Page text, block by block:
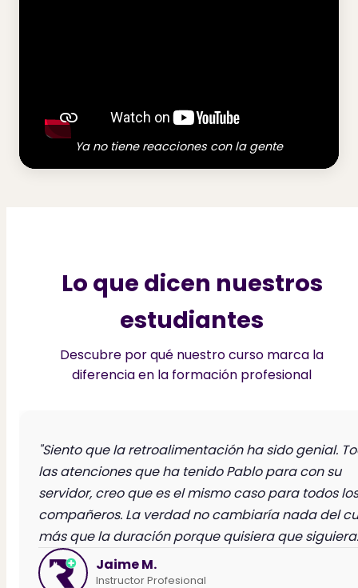
Ya no tiene reacciones con la gente
Lo que dicen nuestros
estudiantes
Descubre por qué nuestro curso marca la
diferencia en la formación profesional
"Siento que la retroalimentación ha sido genial.
las atenciones que ha tenido Pablo para con su
servidor, creo que es el mismo caso para todos los
compañeros. La verdad no cambiaría nada del
más que la duración porque quisiera que
Jaime M.
Instructor Profesional